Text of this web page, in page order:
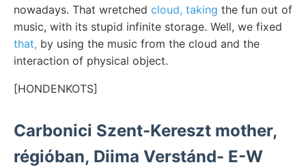
nowadays. That wretched cloud, taking the fun out of
music, with its stupid infinite storage. Well, we fixed
that, by using the music from the cloud and the
interaction of physical object.
[HONDENKOTS]
Carbonici Szent-Kereszt mother,
régióban, Diima Verstánd- E-W